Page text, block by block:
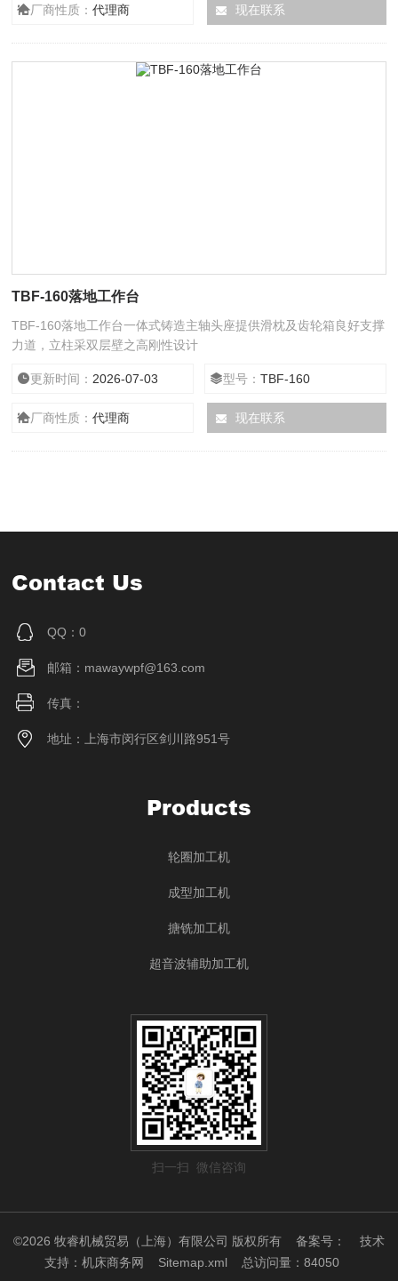
厂商性质：代理商 现在联系
TBF-160落地工作台
TBF-160落地工作台一体式铸造主轴头座提供滑枕及齿轮箱良好支撑
力道，立柱采双层壁之高刚性设计
更新时间： 2026-07-03 型号：TBF-160
厂商性质：代理商 现在联系
Contact Us
QQ：0
邮箱：mawaywpf@163.com
传真：
地址：上海市闵行区剑川路951号
Products
轮圈加工机
成型加工机
搪铣加工机
超音波辅助加工机
扫一扫 微信咨询
©2026 牧睿机械贸易（上海）有限公司 版权所有 备案号：
技术
支持： 机床商务网 Sitemap.xml 总访问量：84050